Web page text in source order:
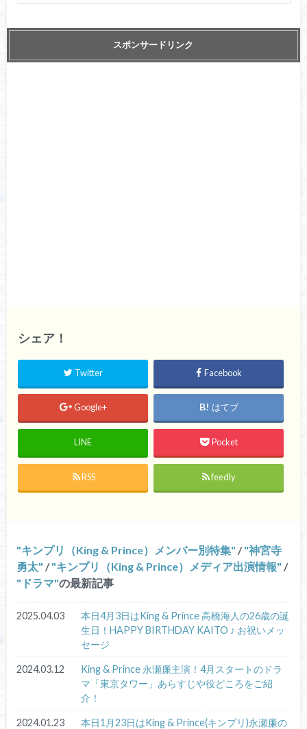
スポンサードリンク
シェア！
Twitter Facebook
Google+ はてブ
LINE Pocket
RSS feedly
キンプリ（King & Prince）メンバー別特集 / 神宮寺
勇太 / キンプリ（King & Prince）メディア出演情報
/
ドラマ の最新記事
2025.04.03
本日4月3日はKing & Prince 高橋海人の26歳の誕
生日！HAPPY BIRTHDAY KAITO ♪ お祝いメッ
セージ
2024.03.12
King & Prince 永瀬廉主演！4月スタートのドラ
マ「東京タワー」あらすじや役どころをご紹
介！
2024.01.23 本日1月23日はKing & Prince(キンプリ)永瀬廉の